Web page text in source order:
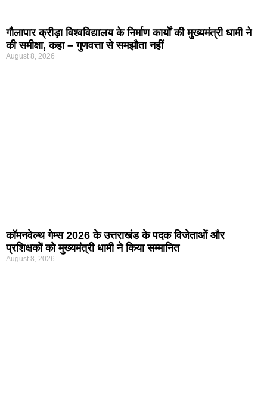
गौलापार क्रीड़ा विश्वविद्यालय के निर्माण कार्यों की मुख्यमंत्री धामी ने
की समीक्षा, कहा – गुणवत्ता से समझौता नहीं
August 8, 2026
कॉमनवेल्थ गेम्स 2026 के उत्तराखंड के पदक विजेताओं और
प्रशिक्षकों को मुख्यमंत्री धामी ने किया सम्मानित
August 8, 2026